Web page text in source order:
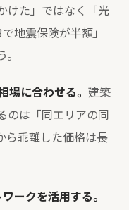
けた」ではなく「光
地震保険が半額」
に合わせる。 建築
のは「同エリアの同
ら乖離した価格は長
ークを活用する。